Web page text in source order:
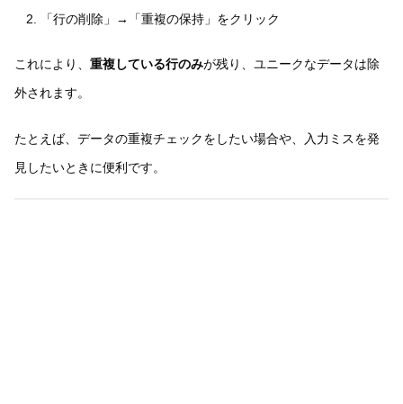
「行の削除」→「重複の保持」をクリック
これにより、 重複している行のみが残り、ユニークなデータは除
外されます。
たとえば、データの重複チェックをしたい場合や、入力ミスを発
見したいときに便利です。